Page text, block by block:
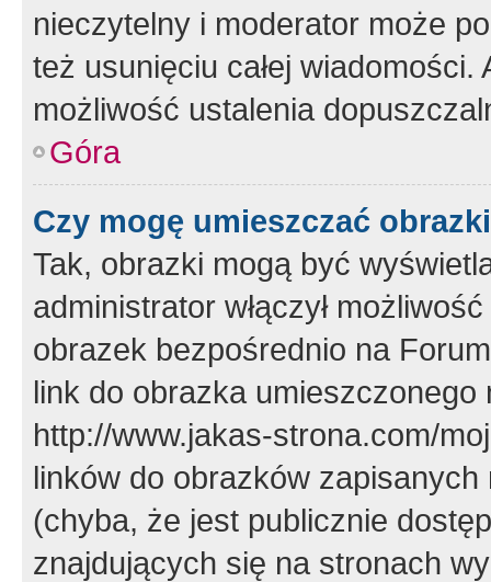
nieczytelny i moderator może
też usunięciu całej
możliwość ustalenia
Góra
Czy mogę umieszczać
Tak, obrazki mogą być
administrator włączył
obrazek bezpośrednio na
link do obrazka
http://www.jakas-strona.com/
linków do obrazków
(chyba, że jest publicznie
znajdujących się na stronach